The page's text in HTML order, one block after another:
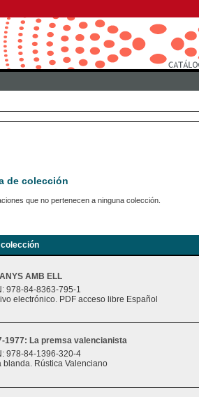
de colección
que no pertenecen a ninguna colección.
AMB ELL
978-84-8363-795-1
electrónico. PDF acceso libre Español
1977: La premsa valencianista
978-84-1396-320-4
blanda. Rústica Valenciano